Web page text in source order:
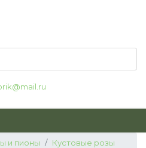
и пионы
Кустовые розы